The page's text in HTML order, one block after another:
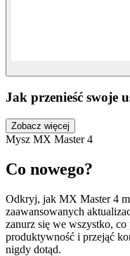
Jak przenieść swoje
Zobacz więcej
Mysz MX Master 4
Co nowego?
Odkryj, jak MX Master 4
zaawansowanych
zanurz się we wszystko,
produktywność i przejąć
nigdy dotąd.